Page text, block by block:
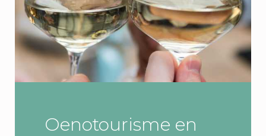
Oenotourisme en